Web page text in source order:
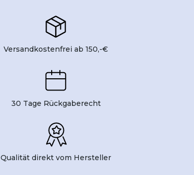
Versandkostenfrei ab 150,-€
30 Tage Rückgaberecht
Qualität direkt vom Hersteller